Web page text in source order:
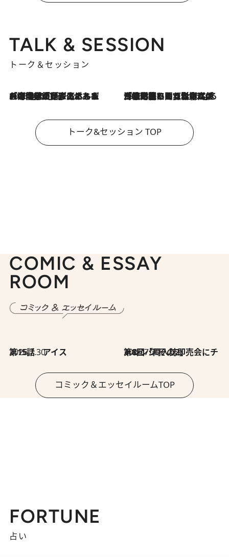
TALK & SESSION
トーク＆セッション
2026.8.3
「今後値上げがあるとすれば…」「リスクがあるのは今年の冬」エネルギー専門家が語る、ホルムズ海峡封鎖が家庭にもたらす“ある心配” 2026.8.3
「住宅建てられない…」「サーチャージ料の高値が続いている」ホルムズ海峡封鎖による影響はいつまで続く？《エネルギー専門家に聞く“どうなる日本の暮らし”》
トーク&セッション TOP
COMIC & ESSAY
ROOM
2026.7.30
第15話 アイス 2026.7.30
第8回「同人誌即売会にチャレンジ その2」
コミック＆エッセイルームTOP
FORTUNE
占い